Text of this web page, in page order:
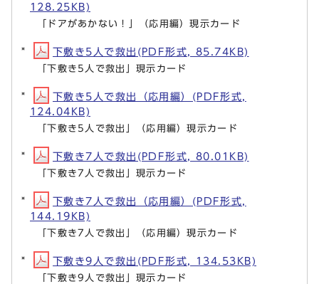
128.25KB)
「ドアがあかない！」（応用編）現示カード
下敷き5人で救出(PDF形式, 85.74KB)
「下敷き5人で救出」現示カード
下敷き5人で救出（応用編）(PDF形式,
124.04KB)
「下敷き5人で救出」（応用編）現示カード
下敷き7人で救出(PDF形式, 80.01KB)
「下敷き7人で救出」現示カード
下敷き7人で救出（応用編）(PDF形式,
144.19KB)
「下敷き7人で救出」（応用編）現示カード
下敷き9人で救出(PDF形式, 134.53KB)
「下敷き9人で救出」現示カード